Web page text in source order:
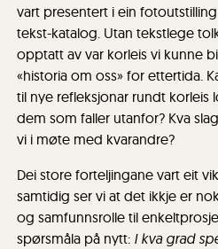
vart presentert i ein
tekst-katalog. Utan tekstlege
opptatt av var korleis vi kunne
«historia om oss» for ettertida.
til nye refleksjonar rundt korleis
dem som faller utanfor? Kva
vi i møte med kvarandre?
Dei store forteljingane vart eit
samtidig ser vi at det ikkje er
og samfunnsrolle til
spørsmåla på nytt:I kva grad